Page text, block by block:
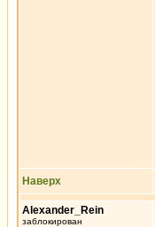
Наверх
Alexander_Rein
заблокирован